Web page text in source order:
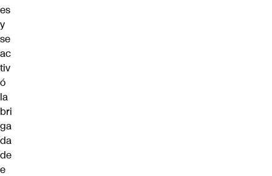
es
y
se
ac
tiv
ó
la
bri
ga
da
de
e